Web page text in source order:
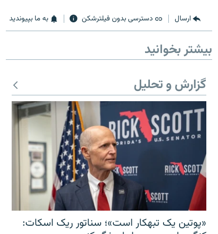
ارسال دسترسی بدون فیلترشکن به ما بپیوندید
بیشتر بخوانید
گزارش و تحلیل
«پوتین یک تبهکار است»؛ سناتور ریک اسکات: